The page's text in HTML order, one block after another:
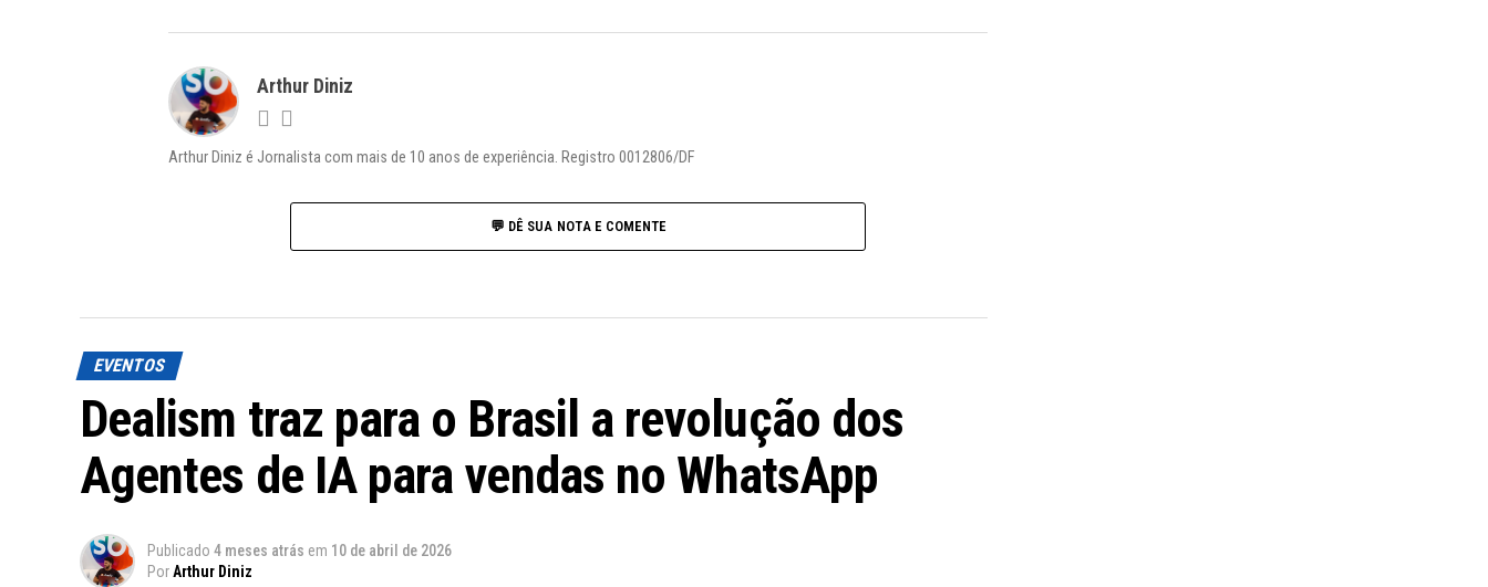
Arthur Diniz
Arthur Diniz é Jornalista com mais de 10 anos de experiência. Registro 0012806/DF
💬 DÊ SUA NOTA E COMENTE
EVENTOS
Dealism traz para o Brasil a revolução dos
Agentes de IA para vendas no WhatsApp
Publicado 4 meses atrás em 10 de abril de 2026
PorArthur Diniz